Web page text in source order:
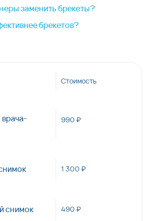
заменить брекеты?
брекетов?
Стоимость
990 ₽
1 300 ₽
снимок 490 ₽